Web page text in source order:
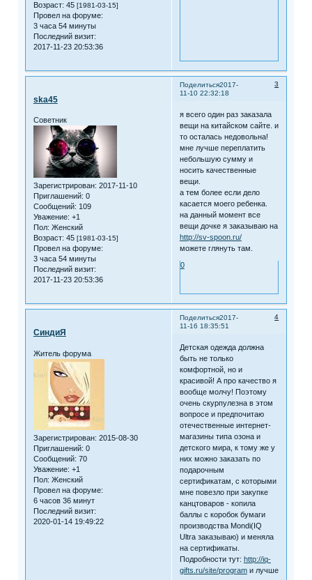
Возраст: 45 [1981-03-15]
Провел на форуме:
3 часа 54 минуты
Последний визит:
2017-11-23 20:53:36
Поделиться 3
2017-
11-10 22:32:18
ska45
Советник
Зарегистрирован: 2017-11-10
Приглашений: 0
Сообщений: 109
Уважение: +1
Пол: Женский
Возраст: 45 [1981-03-15]
Провел на форуме:
3 часа 54 минуты
Последний визит:
2017-11-23 20:53:36
я всего один раз заказала
вещи на китайском сайте. и
то осталась недовольна!
мне лучше переплатить
небольшую сумму и
носить качественные
вещи.
а тем более если дело
касается моего ребенка.
на данный момент все
вещи дочке я заказываю на
http://sv-spoon.ru/
можете глянуть там.
0
Поделиться 4
2017-
11-16 18:35:51
СиндиЯ
Житель форума
Зарегистрирован: 2015-08-30
Приглашений: 0
Сообщений: 70
Уважение: +1
Пол: Женский
Провел на форуме:
6 часов 36 минут
Последний визит:
2020-01-14 19:49:22
Детская одежда должна
быть не только
комфортной, но и
красивой! А про качество я
вообще молчу! Поэтому
очень скурпулезна в этом
вопросе и предпочитаю
отечественные интернет-
магазины типа озона и
детского мира, к тому же у
них можно заказать по
подарочным
сертификатам, с которыми
мне повезло при закупке
канцтоваров - копила
баллы с коробок бумаги
производства Mondi(IQ
Ultra заказываю) и меняла
на сертификаты.
Подробности тут: http://iq-
gifts.ru/site/programи лучше